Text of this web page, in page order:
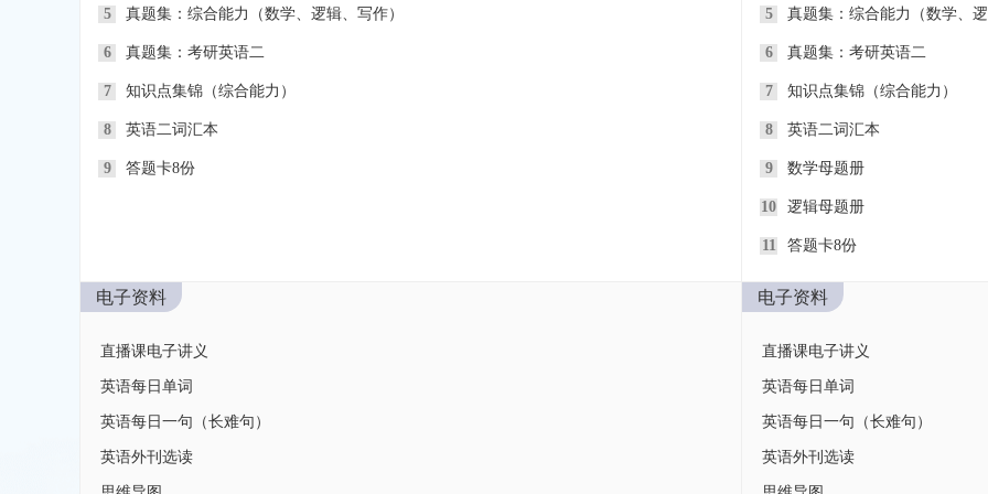
5 真题集：综合能力（数学、逻辑、写作）
6 真题集：考研英语二
7 知识点集锦（综合能力）
8 英语二词汇本
9 答题卡8份
5 真题集：综合能力（数学、逻
6 真题集：考研英语二
7 知识点集锦（综合能力）
8 英语二词汇本
9 数学母题册
10 逻辑母题册
11 答题卡8份
电子资料
直播课电子讲义
英语每日单词
英语每日一句（长难句）
英语外刊选读
电子资料
直播课电子讲义
英语每日单词
英语每日一句（长难句）
英语外刊选读